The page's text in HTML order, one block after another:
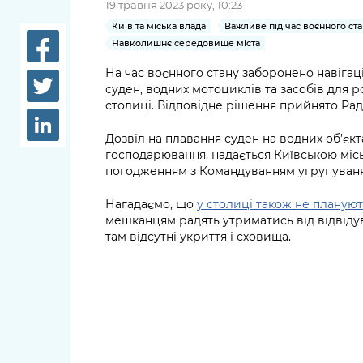
Структура
Проєкти розпоряджень, що
перебувають на погодженні
Освіта
заклади
Дороги,
парковки
19 травня 2023 року, 10:23
Київ та міська влада Важливе під час воєнного
Навколишнє середовище міста
На час воєнного стану заборонено
суден, водних мотоциклів та засобів для
столиці. Відповідне рішення прийнято
Дозвіл на плавання суден на водних
господарювання, надається Київською
погодженням з Командуванням
Нагадаємо, що у столиці також не
мешканцям радять утриматись від
там відсутні укриття і сховища.